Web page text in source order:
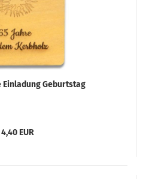
Geburtstag
EUR